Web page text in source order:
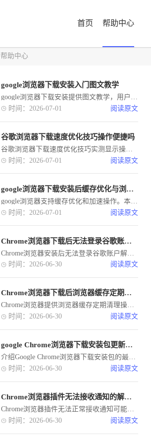
首页 帮助中心
帮助中心
google浏览器下载安装入门图文教学
时间：2026-07-01
阅读原文
谷歌浏览器下载速度优化技巧操作便捷吗
时间：2026-07-01
阅读原文
google浏览器下载安装后缓存优化与浏览器加速操作
时间：2026-07-01
阅读原文
Chrome浏览器下载后无法登录谷歌账户怎么办
时间：2026-06-30
阅读原文
Chrome浏览器下载后浏览器缓存定期清理操作方法
Chrome浏览器提供浏览器缓存定期清理操作方法，帮助用户释放占用空间，减少加载延迟，提高浏览器运行速度和整体性能表现。
时间：2026-06-30
阅读原文
google Chrome浏览器下载安装包更新说明
介绍Google Chrome浏览器下载安装包的最新更新说明，详细解读版本变化及新增功能。帮助用户了解更新内容，及时升级保持最佳性能。
时间：2026-06-30
阅读原文
Chrome浏览器插件无法接收通知的解决方法
Chrome浏览器插件无法正常接收通知可能因权限未启用或系统设置异常。通过调整通知权限、重装插件与检查后台运行状态，用户可快速恢复通知功能。
时间：2026-06-30
阅读原文